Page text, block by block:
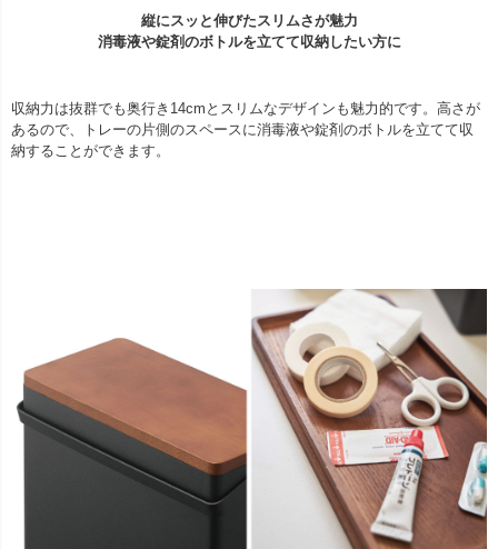
縦にスッと伸びたスリムさが魅力
消毒液や錠剤のボトルを立てて収納したい方に
収納力は抜群でも奥行き14cmとスリムなデザインも魅力的です。高さが
あるので、トレーの片側のスペースに消毒液や錠剤のボトルを立てて収
納することができます。